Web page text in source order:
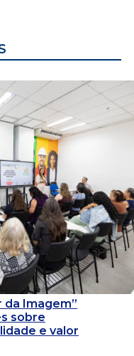
da Imagem”
sobre
e valor